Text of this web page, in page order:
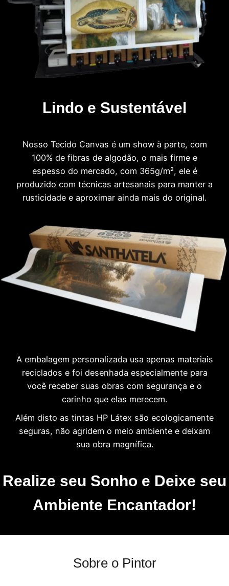
Lindo e Sustentável
Nosso Tecido Canvas é um show à parte, com
100% de fibras de algodão, o mais firme e
espesso do mercado, com 365g/m², ele é
produzido com técnicas artesanais para manter a
rusticidade e aproximar ainda mais do original.
A embalagem personalizada usa apenas materiais
reciclados e foi desenhada especialmente para
você receber suas obras com segurança e o
carinho que elas merecem.
Além disto as tintas HP Látex são ecologicamente
seguras, não agridem o meio ambiente e deixam
sua obra magnífica.
Realize seu Sonho e Deixe seu
Ambiente Encantador!
Sobre o Pintor